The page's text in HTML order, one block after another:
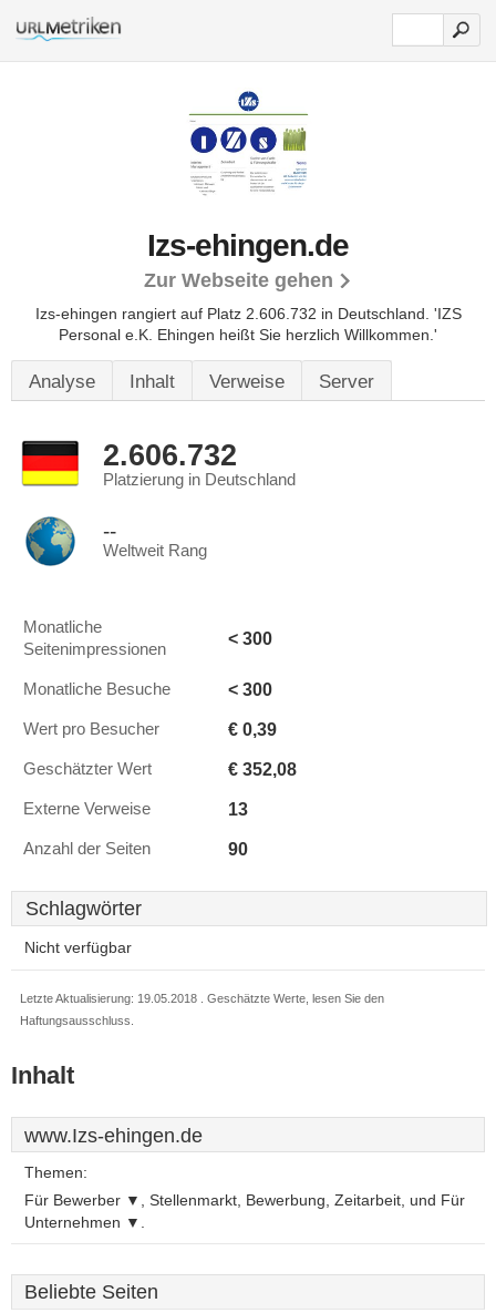
Izs-ehingen.de
Zur Webseite gehen
Izs-ehingen rangiert auf Platz 2.606.732 in Deutschland. 'IZS
Personal e.K. Ehingen heißt Sie herzlich Willkommen.'
Analyse Inhalt Verweise Server
2.606.732
Platzierung in Deutschland
--
Weltweit Rang
Monatliche
Seitenimpressionen
< 300
Monatliche Besuche < 300
Wert pro Besucher € 0,39
Geschätzter Wert € 352,08
Externe Verweise 13
Anzahl der Seiten 90
Schlagwörter
Nicht verfügbar
Letzte Aktualisierung: 19.05.2018 . Geschätzte Werte, lesen Sie den
Haftungsausschluss.
Inhalt
www.Izs-ehingen.de
Themen:
Für Bewerber ▼, Stellenmarkt, Bewerbung, Zeitarbeit, und Für
Unternehmen ▼.
Beliebte Seiten